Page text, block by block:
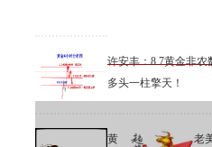
许安丰：8.7黄金非农
多头一柱擎天！
黄
老